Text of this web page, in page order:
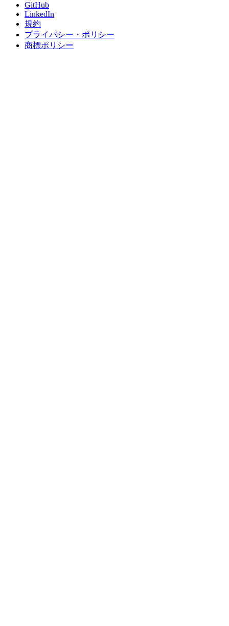
GitHub
LinkedIn
規約
プライバシー・ポリシー
商標ポリシー